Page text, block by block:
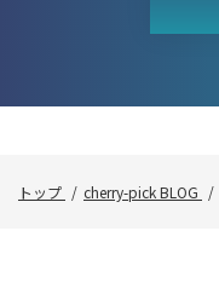
トップ cherry-pick BLOG